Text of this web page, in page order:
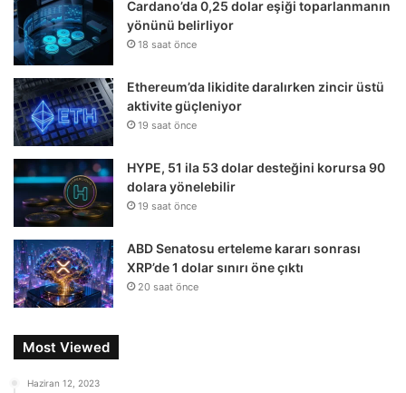
Cardano’da 0,25 dolar eşiği toparlanmanın
yönünü belirliyor
18 saat önce
Ethereum’da likidite daralırken zincir üstü
aktivite güçleniyor
19 saat önce
HYPE, 51 ila 53 dolar desteğini korursa 90
dolara yönelebilir
19 saat önce
ABD Senatosu erteleme kararı sonrası
XRP’de 1 dolar sınırı öne çıktı
20 saat önce
Most Viewed
Haziran 12, 2023